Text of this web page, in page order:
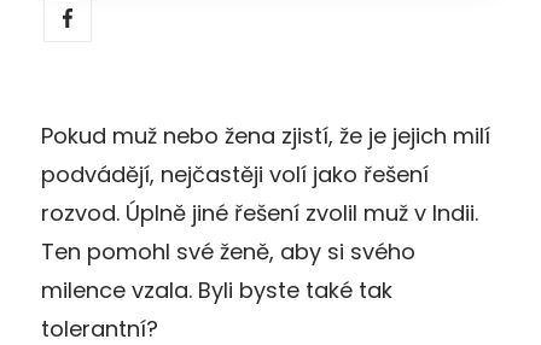
Pokud muž nebo žena zjistí, že je jejich milí
podvádějí, nejčastěji volí jako řešení
rozvod. Úplně jiné řešení zvolil muž v Indii.
Ten pomohl své ženě, aby si svého
milence vzala. Byli byste také tak
tolerantní?